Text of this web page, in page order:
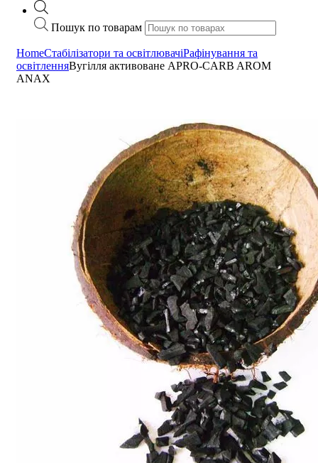
Пошук по товарам
HomeСтабілізатори та освітлювачіРафінування та
освітленняВугілля активоване APRO-CARB AROM
ANAX